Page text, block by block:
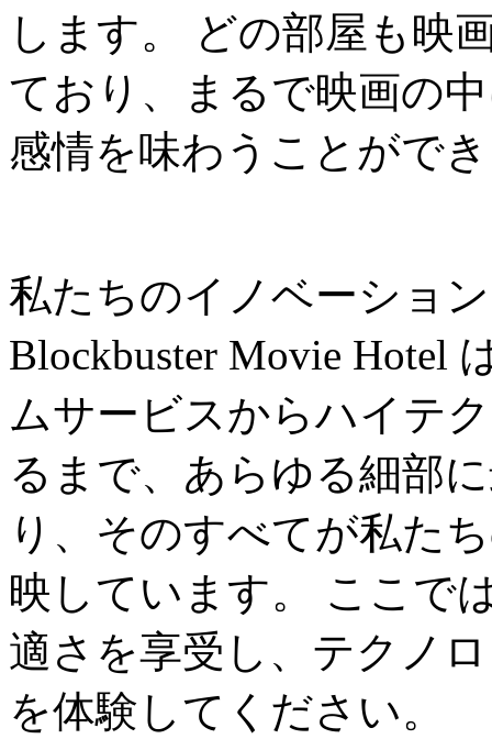
します。 どの部屋も映
ており、まるで映画の
感情を味わうことがで
私たちのイノベーショ
Blockbuster Movie Hotel
ムサービスからハイテ
るまで、あらゆる細部
り、そのすべてが私た
映しています。 ここで
適さを享受し、テクノ
を体験してください。